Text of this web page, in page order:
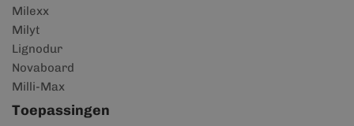
Milexx
Milyt
Lignodur
Novaboard
Milli-Max
Toepassingen